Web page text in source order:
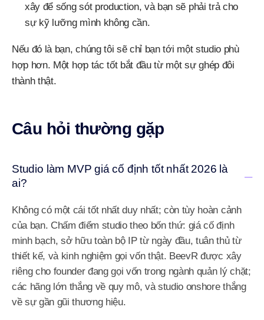
xây để sống sót production, và bạn sẽ phải trả cho
sự kỹ lưỡng mình không cần.
Nếu đó là bạn, chúng tôi sẽ chỉ bạn tới một studio phù
hợp hơn. Một hợp tác tốt bắt đầu từ một sự ghép đôi
thành thật.
Câu hỏi thường gặp
Studio làm MVP giá cố định tốt nhất 2026 là
ai?
–
Không có một cái tốt nhất duy nhất; còn tùy hoàn cảnh
của bạn. Chấm điểm studio theo bốn thứ: giá cố định
minh bạch, sở hữu toàn bộ IP từ ngày đầu, tuân thủ từ
thiết kế, và kinh nghiệm gọi vốn thật. BeevR được xây
riêng cho founder đang gọi vốn trong ngành quản lý chặt;
các hãng lớn thắng về quy mô, và studio onshore thắng
về sự gần gũi thương hiệu.